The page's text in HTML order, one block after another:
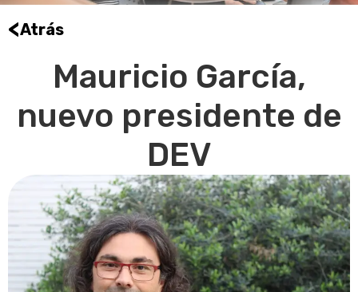
<Atrás
Mauricio García,
nuevo presidente de
DEV